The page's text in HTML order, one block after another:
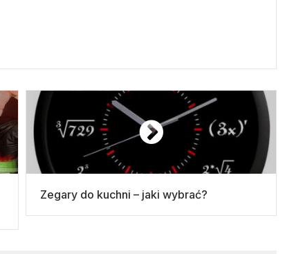
Zegary do kuchni – jaki wybrać?